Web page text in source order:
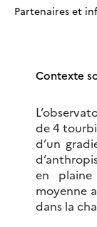
Partenaires et
Contexte
de 4
d’un
en
moyenne
dans la